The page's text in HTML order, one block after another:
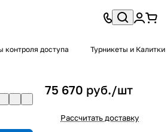
контроля доступа Турникеты и Калитки
75 670 руб./шт
Рассчитать доставку